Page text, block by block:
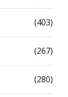
(403)
(267)
(280)